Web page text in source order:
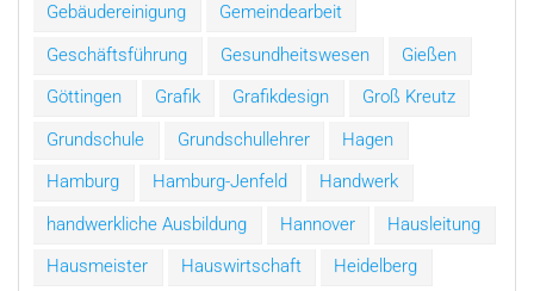
Gebäudereinigung
Gemeindearbeit
Geschäftsführung
Gesundheitswesen
Gießen
Göttingen
Grafik Grafikdesign
Groß Kreutz
Grundschule
Grundschullehrer
Hagen
Hamburg
Hamburg-Jenfeld
Handwerk
handwerkliche Ausbildung
Hannover
Hausleitung
Hausmeister
Hauswirtschaft
Heidelberg